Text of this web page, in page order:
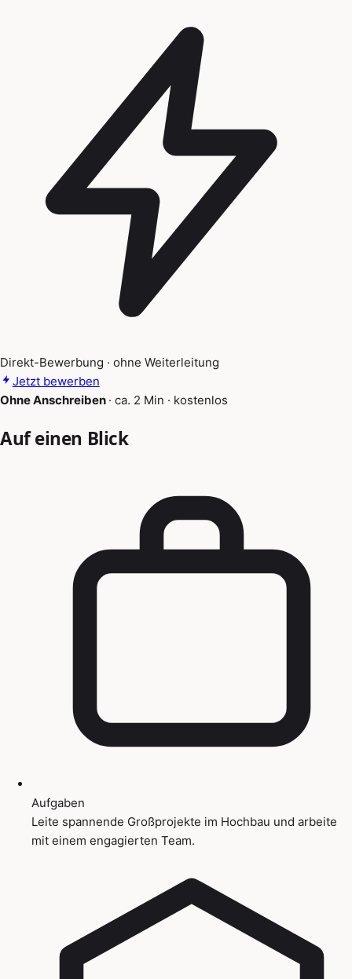
Direkt-Bewerbung · ohne Weiterleitung
Jetzt bewerben
Ohne Anschreiben · ca. 2 Min · kostenlos
Auf einen Blick
Aufgaben
Leite spannende Großprojekte im Hochbau und arbeite
mit einem engagierten Team.